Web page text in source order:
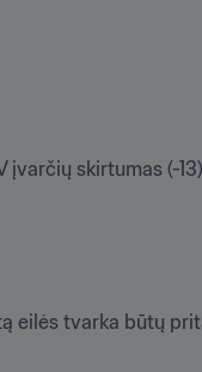
skirtumas (-
eilės tvarka būtų